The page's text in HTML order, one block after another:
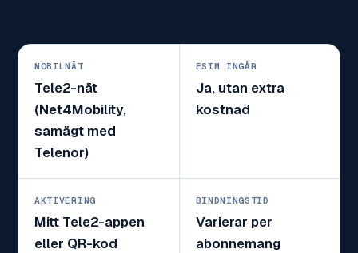
MOBILNÄT
Tele2-nät
(Net4Mobility,
samägt med
Telenor)
ESIM INGÅR
Ja, utan extra
kostnad
AKTIVERING
Mitt Tele2-appen
eller QR-kod
BINDNINGSTID
Varierar per
abonnemang